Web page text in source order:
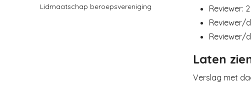
Lidmaatschap beroepsvereniging
Reviewer:
Reviewer/
Reviewer/
Laten
Verslag met